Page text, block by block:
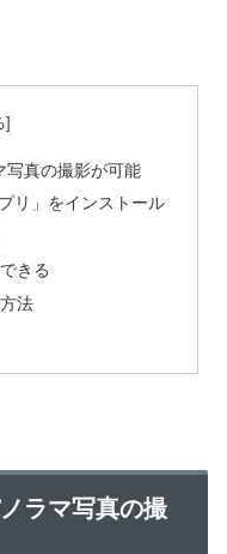
写真の撮影が可能
リ」をインストール
きる
法
ラマ写真の撮